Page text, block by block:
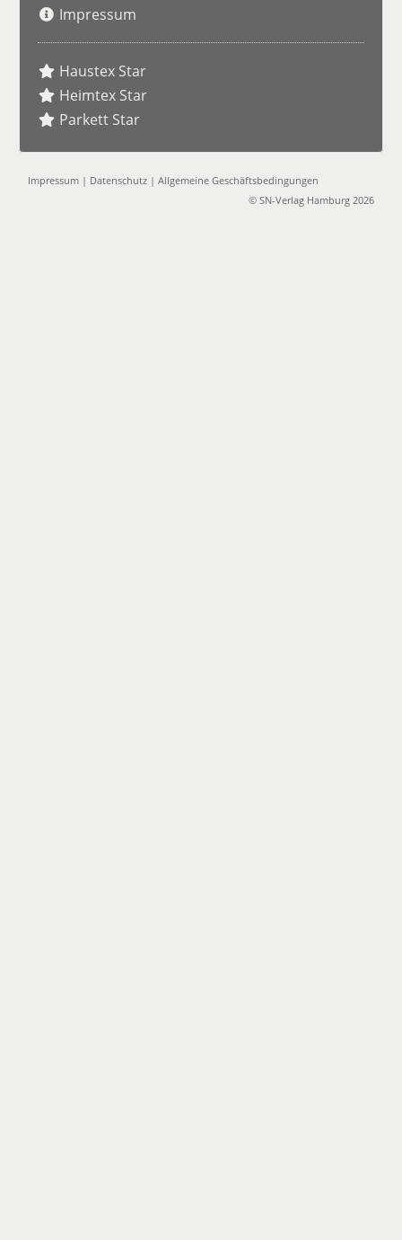
Impressum
Haustex Star
Heimtex Star
Parkett Star
Impressum | Datenschutz |Allgemeine Geschäftsbedingungen
© SN-Verlag Hamburg 2026